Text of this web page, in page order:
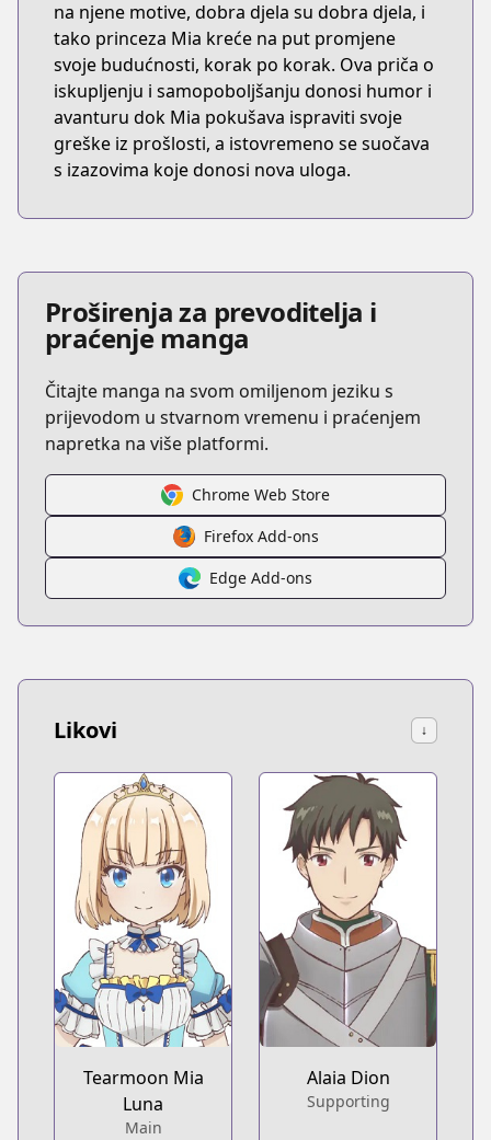
na njene motive, dobra djela su dobra djela, i
tako princeza Mia kreće na put promjene
svoje budućnosti, korak po korak. Ova priča o
iskupljenju i samopoboljšanju donosi humor i
avanturu dok Mia pokušava ispraviti svoje
greške iz prošlosti, a istovremeno se suočava
s izazovima koje donosi nova uloga.
Proširenja za prevoditelja i
praćenje manga
Čitajte manga na svom omiljenom jeziku s
prijevodom u stvarnom vremenu i praćenjem
napretka na više platformi.
Chrome Web Store
Firefox Add-ons
Edge Add-ons
Likovi ↓
Tearmoon Mia
Luna
Main
Alaia Dion
Supporting